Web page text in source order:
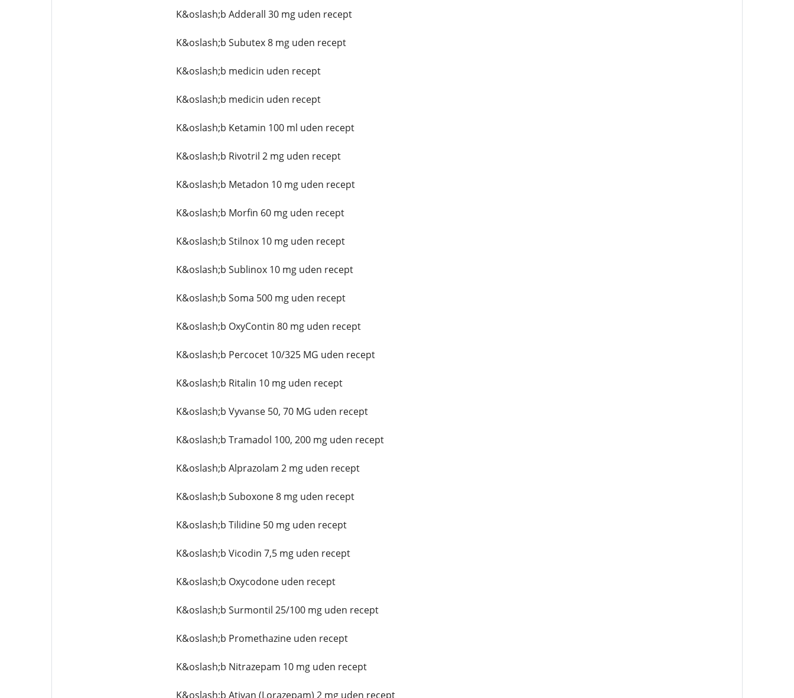
K&oslash;b Adderall 30 mg uden recept
K&oslash;b Subutex 8 mg uden recept
K&oslash;b medicin uden recept
K&oslash;b medicin uden recept
K&oslash;b Ketamin 100 ml uden recept
K&oslash;b Rivotril 2 mg uden recept
K&oslash;b Metadon 10 mg uden recept
K&oslash;b Morfin 60 mg uden recept
K&oslash;b Stilnox 10 mg uden recept
K&oslash;b Sublinox 10 mg uden recept
K&oslash;b Soma 500 mg uden recept
K&oslash;b OxyContin 80 mg uden recept
K&oslash;b Percocet 10/325 MG uden recept
K&oslash;b Ritalin 10 mg uden recept
K&oslash;b Vyvanse 50, 70 MG uden recept
K&oslash;b Tramadol 100, 200 mg uden recept
K&oslash;b Alprazolam 2 mg uden recept
K&oslash;b Suboxone 8 mg uden recept
K&oslash;b Tilidine 50 mg uden recept
K&oslash;b Vicodin 7,5 mg uden recept
K&oslash;b Oxycodone uden recept
K&oslash;b Surmontil 25/100 mg uden recept
K&oslash;b Promethazine uden recept
K&oslash;b Nitrazepam 10 mg uden recept
K&oslash;b Ativan (Lorazepam) 2 mg uden recept